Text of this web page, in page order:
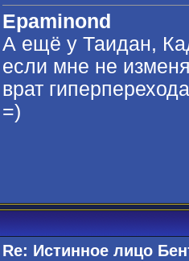
Epaminond
А ещё у Таидан,
если мне не
врат
=)
Re: Истинное лицо